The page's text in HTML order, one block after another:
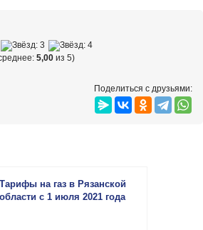
5,00 из 5)
Поделиться с друзьями:
Тарифы на газ в Рязанской
области с 1 июля 2021 года